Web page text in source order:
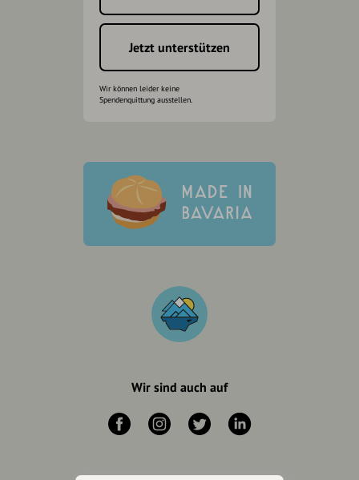
Jetzt unterstützen
Wir können leider keine
Spendenquittung ausstellen.
Wir sind auch auf